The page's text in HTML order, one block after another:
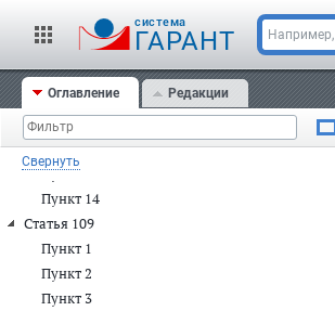
cистема
ГАРАНТ Например,
Оглавление Редакции
Свернуть
Пункт 7
Пункт 8
Пункт 9
Пункт 10
Пункт 11
Пункт 12
Пункт 13
Пункт 14
Статья 109
Пункт 1
Пункт 2
Пункт 3